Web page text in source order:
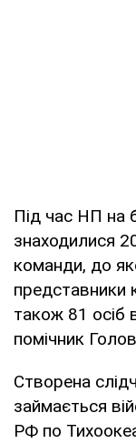
Під час НП на
знаходилися
команди, до
представники
також 81 осіб
помічник
Створена
займається
РФ по